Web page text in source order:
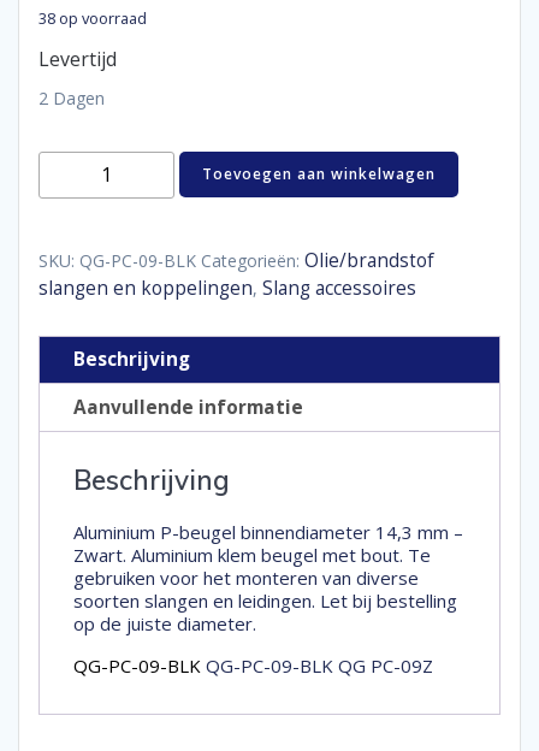
38 op voorraad
Levertijd
2 Dagen
QSP
aluminium
luxe
14,3
aantal
Toevoegen aan winkelwagen
SKU: QG-PC-09-BLK Categorieën: Olie/brandstof
slangen en koppelingen, Slang accessoires
Beschrijving
Aanvullende informatie
Beschrijving
Aluminium P-beugel binnendiameter 14,3 mm –
Zwart. Aluminium klem beugel met bout. Te
gebruiken voor het monteren van diverse
soorten slangen en leidingen. Let bij bestelling
op de juiste diameter.
QG-PC-09-BLK QG-PC-09-BLK QG PC-09Z